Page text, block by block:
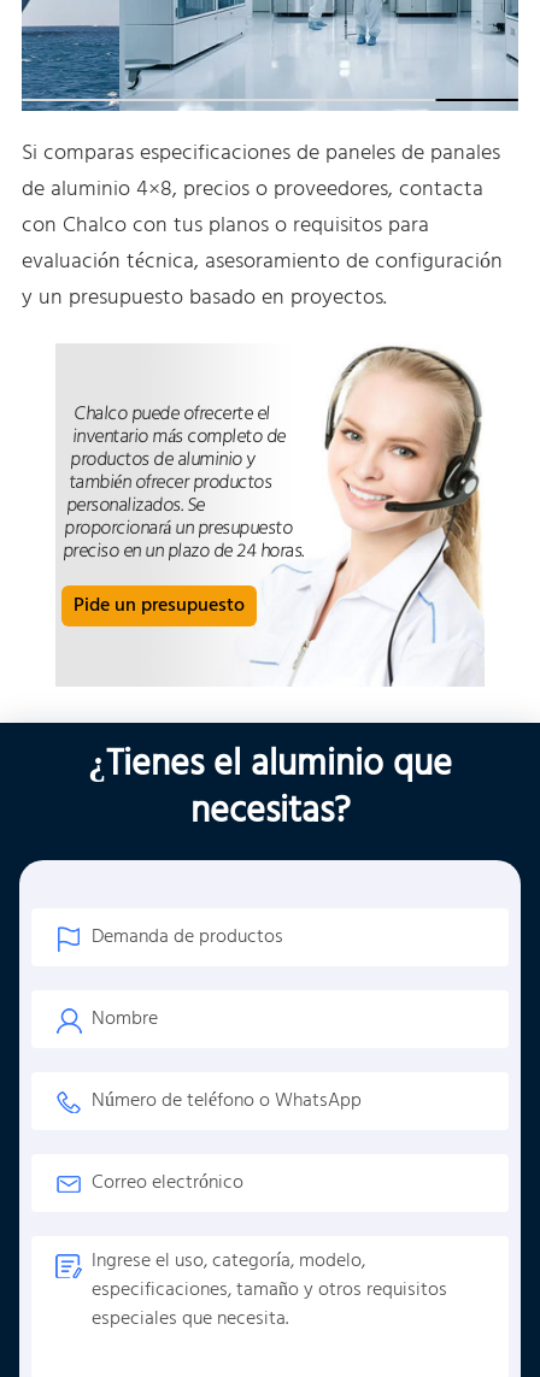
Si comparas especificaciones de paneles de panales
de aluminio 4×8, precios o proveedores, contacta
con Chalco con tus planos o requisitos para
evaluación técnica, asesoramiento de configuración
y un presupuesto basado en proyectos.
Chalco puede ofrecerte el
inventario más completo de
productos de aluminio y
también ofrecer productos
personalizados. Se
proporcionará un presupuesto
preciso en un plazo de 24 horas.
Pide un presupuesto
¿Tienes el aluminio que
necesitas?